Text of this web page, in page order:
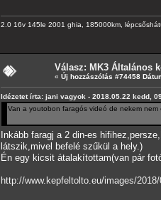
2.0 16v 145le 2001 ghia, 185000km,
Válasz: MK3 Általános
« Új hozzászólás #74458
Idézetet írta: jani vagyok - 2018.05.22 kedd,
Van a youtobon faragós videó de nekem
Inkább faragj a 2 din-es
látszik,mivel befelé szűkül a hely.)
Én egy kicsit átalakítottam(van pár
http://www.kepfeltolto.eu/images/